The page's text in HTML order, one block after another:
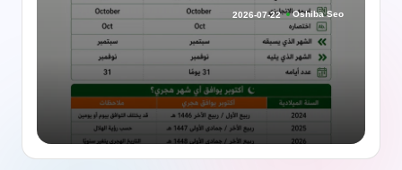
تمّ
النشر
بواسطة
Oshiba Seo
2026-07-22